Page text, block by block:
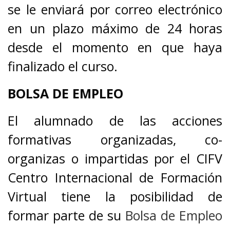
se le enviará por correo electrónico
en un plazo máximo de 24 horas
desde el momento en que haya
finalizado el curso.
BOLSA DE EMPLEO
El alumnado de las acciones
formativas organizadas, co-
organizas o impartidas por el CIFV
Centro Internacional de Formación
Virtual tiene la posibilidad de
formar parte de su Bolsa de Empleo